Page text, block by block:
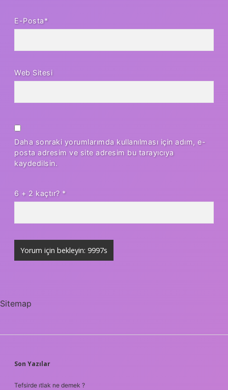
E-Posta*
Web Sitesi
Daha sonraki yorumlarımda kullanılması için adım, e-
posta adresim ve site adresim bu tarayıcıya
kaydedilsin.
6 + 2 kaçtır? *
Sitemap
SIDEBAR
Son Yazılar
Tefsirde ıtlak ne demek ?